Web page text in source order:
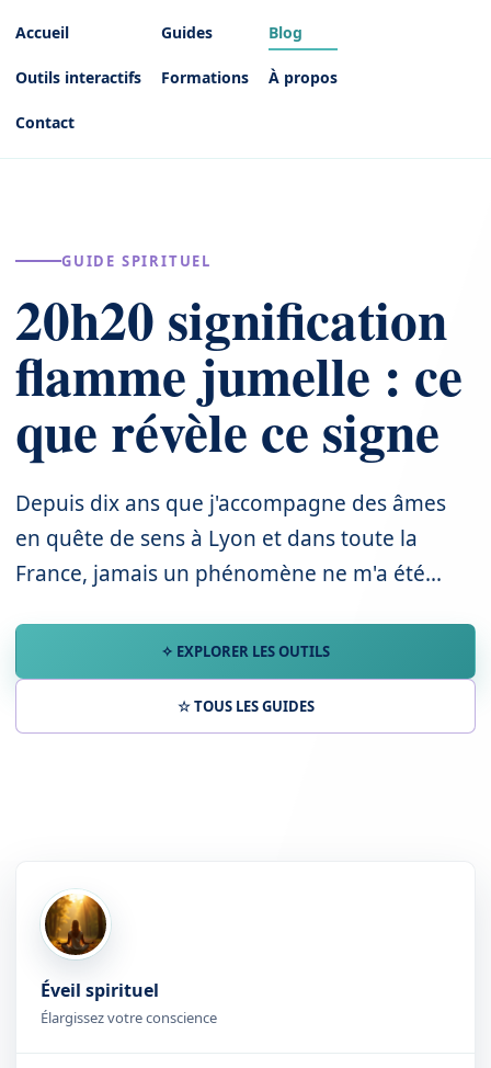
Accueil Guides Blog
Outils interactifs Formations À propos
Contact
GUIDE SPIRITUEL
20h20 signification
flamme jumelle : ce
que révèle ce signe
Depuis dix ans que j'accompagne des âmes
en quête de sens à Lyon et dans toute la
France, jamais un phénomène ne m'a été...
✧ EXPLORER LES OUTILS
☆ TOUS LES GUIDES
Éveil spirituel
Élargissez votre conscience